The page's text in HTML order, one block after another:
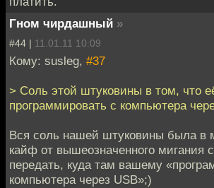
Гном чирдашный »
#44 | 11.01.11 10:09
Кому: susleg, #37
> Соль этой штуковины в том, что
программировать с компьютера
Вся соль нашей штуковины была в
кайф от вышеозначенного мигания
передать, куда там вашему
компьютера через USB»;)